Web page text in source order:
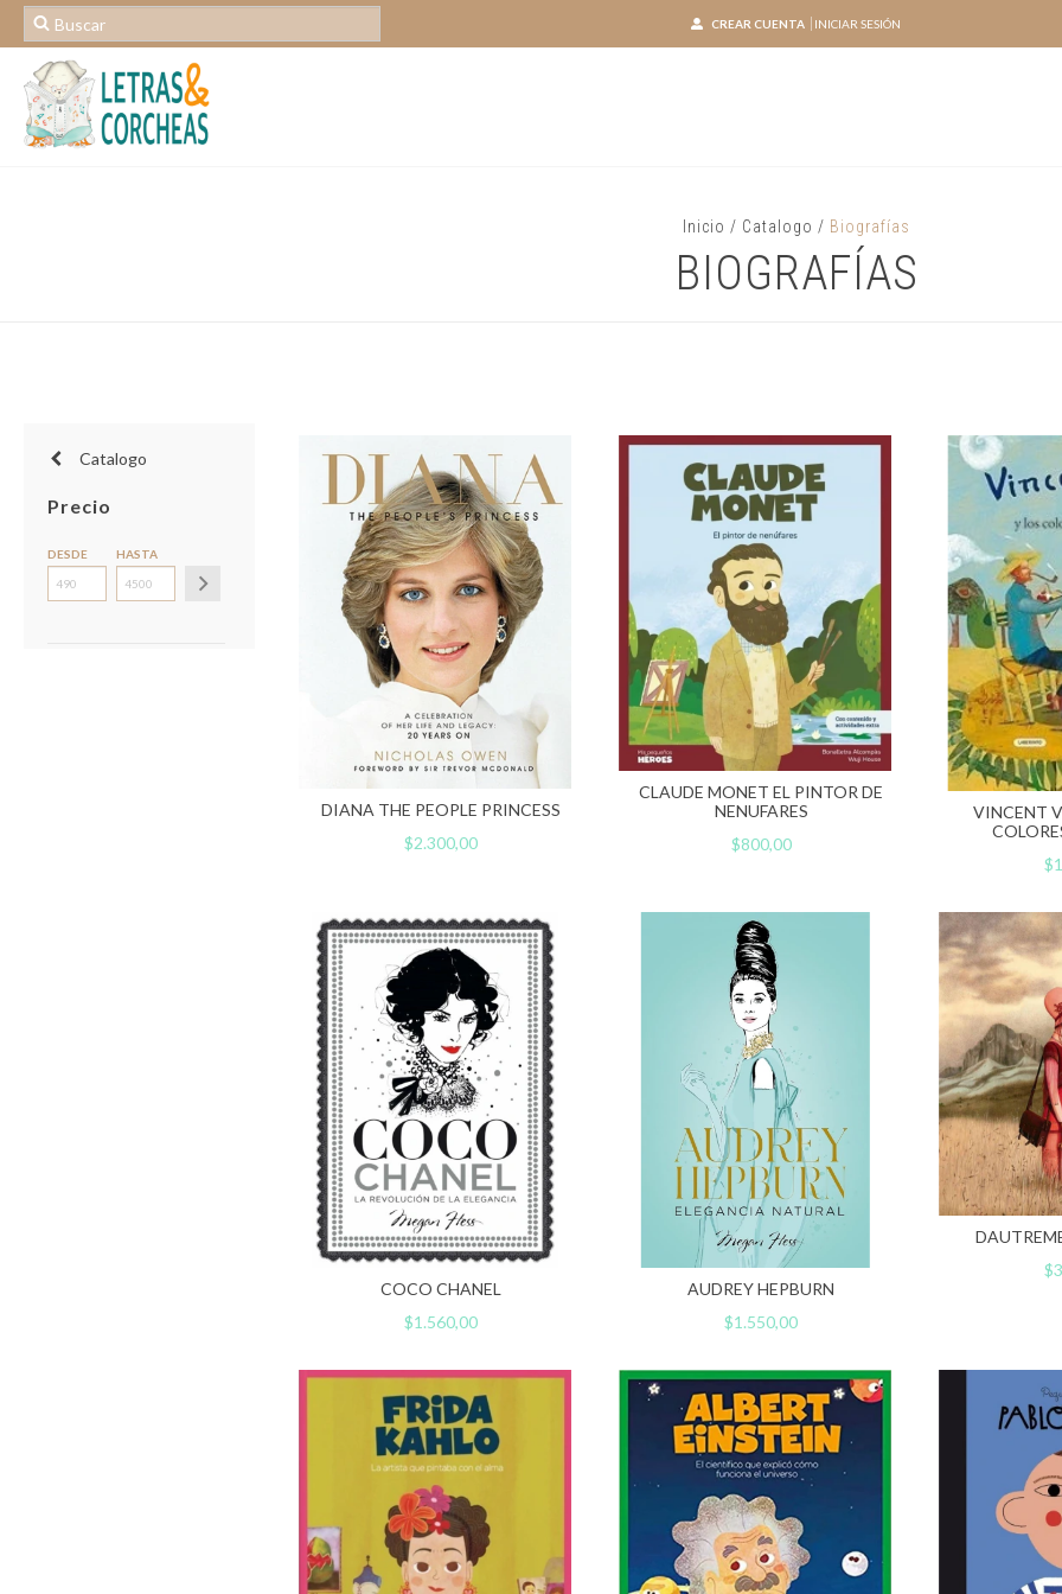
CREAR CUENTA INICIAR SESIÓN
Inicio / Catalogo / Biografías
BIOGRAFÍAS
Catalogo
Precio
DESDE HASTA
DIANA THE PEOPLE PRINCESS
$2.300,00
CLAUDE MONET EL PINTOR DE
NENUFARES
$800,00
VINCENT
COCO CHANEL
$1.560,00
AUDREY HEPBURN
$1.550,00